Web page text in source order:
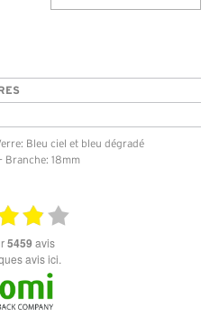
Bleu ciel et bleu dégradé
Branche: 18mm
5459 avis
avis ici.